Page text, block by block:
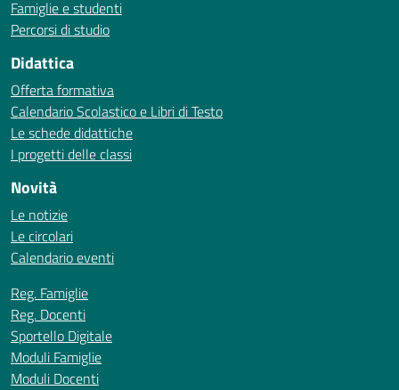
Famiglie e studenti
Percorsi di studio
Didattica
Offerta formativa
Calendario Scolastico e Libri di Testo
Le schede didattiche
I progetti delle classi
Novità
Le notizie
Le circolari
Calendario eventi
Reg. Famiglie
Reg. Docenti
Sportello Digitale
Moduli Famiglie
Moduli Docenti